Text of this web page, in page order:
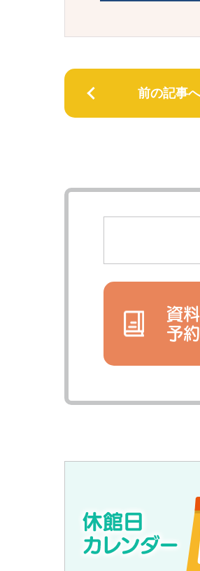
前の記事へ
資
予約